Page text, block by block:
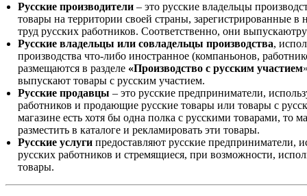
Русские производители – это русские владельцы
товары на территории своей страны, зарегистрированные
труд русских работников. Соответственно, они
Русские владельцы или совладельцы производства,
производства что-либо иностранное (компаньонов,
размещаются в разделе «Производство с русским участием
выпускают товары с русским участием.
Русские продавцы – это русские предприниматели,
работников и продающие русские товары или товары с
магазине есть хотя бы одна полка с русскими товарами, то
разместить в каталоге и рекламировать эти товары.
Русские услуги предоставляют русские предприниматели,
русских работников и стремящиеся, при возможности,
товары.